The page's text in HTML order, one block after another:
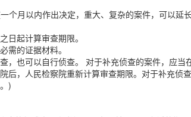
个月以内作出决定，重大、复杂的案件，可以延
日起计算审查期限。
需的证据材料。
，也可以自行侦查。 对于补充侦查的案件，应当
后，人民检察院重新计算审查期限。对于补充侦
)